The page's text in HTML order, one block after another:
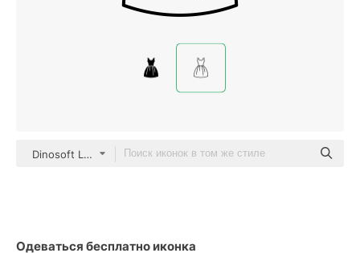
Dinosoft Lineal
Одеваться бесплатно иконка